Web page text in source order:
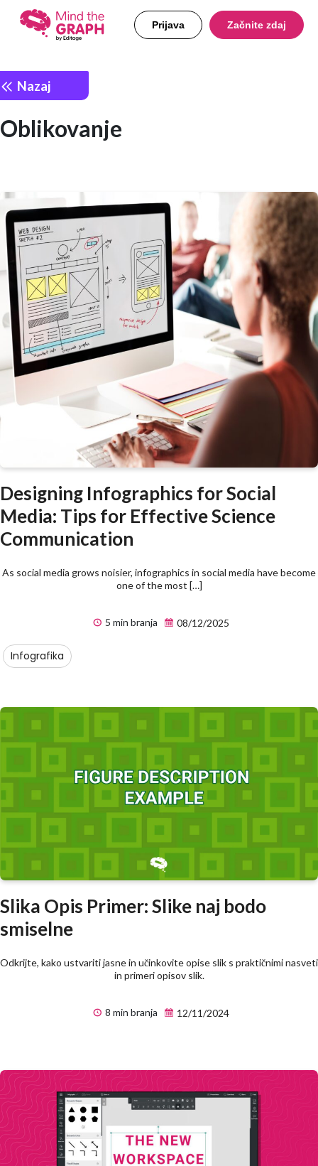
Prijava Začnite zdaj
Nazaj
Oblikovanje
Designing Infographics for Social
Media: Tips for Effective Science
Communication
As social media grows noisier, infographics in social media have become
one of the most […]
5 min branja 08/12/2025
Infografika
Slika Opis Primer: Slike naj bodo
smiselne
Odkrijte, kako ustvariti jasne in učinkovite opise slik s praktičnimi nasveti
in primeri opisov slik.
8 min branja 12/11/2024